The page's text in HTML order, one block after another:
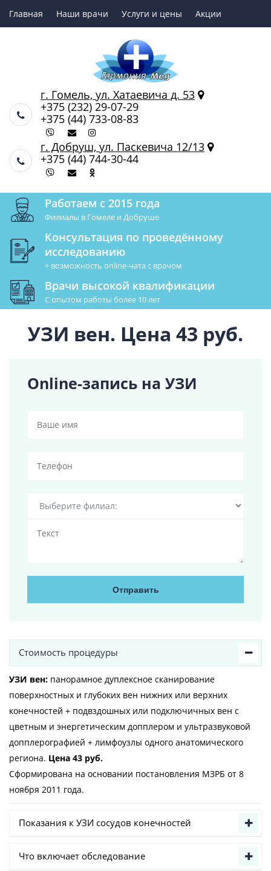
Главная Наши врачи Услуги и цены Акции
г. Гомель, ул. Хатаевича д. 53
+375 (232) 29-07-29
+375 (44) 733-08-83
г. Добруш, ул. Паскевича 12/13
+375 (44) 744-30-44
Работаем с 2015 года
Филиалы в Гомеле и Добруше
Консультация по проведённому
исследованию
+ возможность online-чата с врачом
Врачи высокой квалификации
С опытом работы более 10 лет
УЗИ вен. Цена 43 руб.
Online-запись на УЗИ
Отправить
Стоимость процедуры
УЗИ вен: панорамное дуплексное сканирование
поверхностных и глубоких вен нижних или верхних
конечностей + подвздошных или подключичных вен с
цветным и энергетическим допплером и ультразвуковой
допплерографией + лимфоузлы одного анатомического
региона. Цена 43 руб.
Сформирована на основании постановления МЗРБ от 8
ноября 2011 года.
Показания к УЗИ сосудов конечностей
Что включает обследование